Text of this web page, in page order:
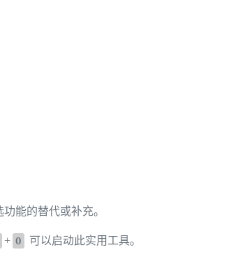
能的替代或补充。
+ O 可以启动此实用工具。